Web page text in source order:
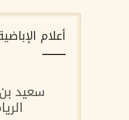
أعلام
سعيد